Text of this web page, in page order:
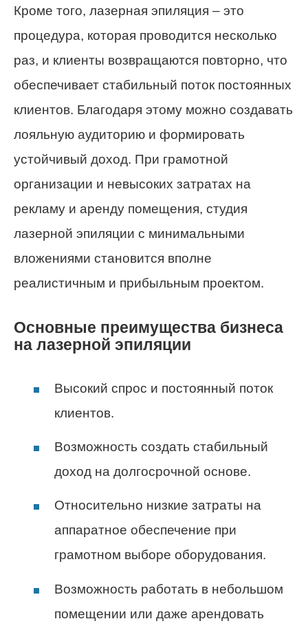
Кроме того, лазерная эпиляция – это
процедура, которая проводится несколько
раз, и клиенты возвращаются повторно, что
обеспечивает стабильный поток постоянных
клиентов. Благодаря этому можно создавать
лояльную аудиторию и формировать
устойчивый доход. При грамотной
организации и невысоких затратах на
рекламу и аренду помещения, студия
лазерной эпиляции с минимальными
вложениями становится вполне
реалистичным и прибыльным проектом.
Основные преимущества бизнеса
на лазерной эпиляции
Высокий спрос и постоянный поток
клиентов.
Возможность создать стабильный
доход на долгосрочной основе.
Относительно низкие затраты на
аппаратное обеспечение при
грамотном выборе оборудования.
Возможность работать в небольшом
помещении или даже арендовать